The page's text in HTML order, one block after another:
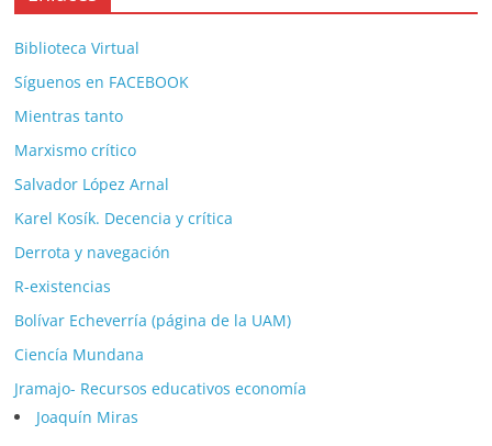
Biblioteca Virtual
Síguenos en FACEBOOK
Mientras tanto
Marxismo crítico
Salvador López Arnal
Karel Kosík. Decencia y crítica
Derrota y navegación
R-existencias
Bolívar Echeverría (página de la UAM)
Ciencía Mundana
Jramajo- Recursos educativos economía
Joaquín Miras